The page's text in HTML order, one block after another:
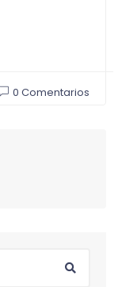
0 Comentarios